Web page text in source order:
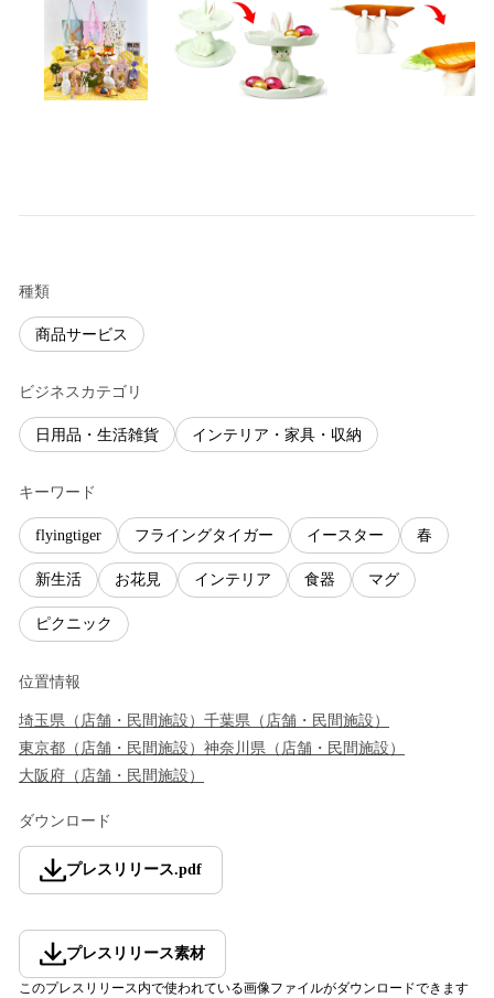
種類
商品サービス
ビジネスカテゴリ
日用品・生活雑貨 インテリア・家具・収納
キーワード
flyingtiger フライングタイガー イースター 春
新生活 お花見 インテリア 食器 マグ
ピクニック
位置情報
埼玉県 （ 店舗・民間施設 ） 千葉県 （ 店舗・民間施設 ）
東京都 （ 店舗・民間施設 ） 神奈川県 （ 店舗・民間施設 ）
大阪府 （ 店舗・民間施設 ）
ダウンロード
プレスリリース.pdf
プレスリリース素材
このプレスリリース内で使われている画像ファイルがダウンロードできます